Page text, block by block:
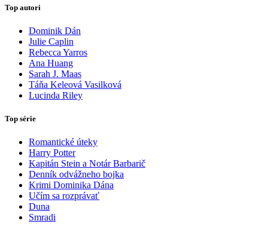
Top autori
Dominik Dán
Julie Caplin
Rebecca Yarros
Ana Huang
Sarah J. Maas
Táňa Keleová Vasilková
Lucinda Riley
Top série
Romantické úteky
Harry Potter
Kapitán Stein a Notár Barbarič
Denník odvážneho bojka
Krimi Dominika Dána
Učím sa rozprávať
Duna
Smradi